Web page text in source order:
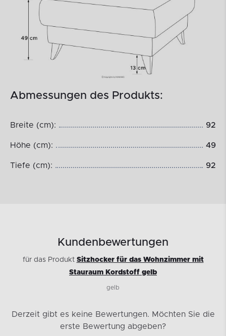
Abmessungen des Produkts:
Breite (cm): 92
Höhe (cm): 49
Tiefe (cm): 92
Kundenbewertungen
für das Produkt Sitzhocker für das Wohnzimmer mit
Stauraum Kordstoff gelb
gelb
Derzeit gibt es keine Bewertungen. Möchten Sie die
erste Bewertung abgeben?